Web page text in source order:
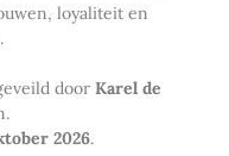
loyaliteit en
door Karel de
2026.